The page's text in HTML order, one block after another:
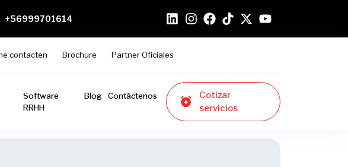
+56999701614
contacten Brochure Partner Oficiales
Software
RRHH
Blog Contáctenos
Cotizar
servicios